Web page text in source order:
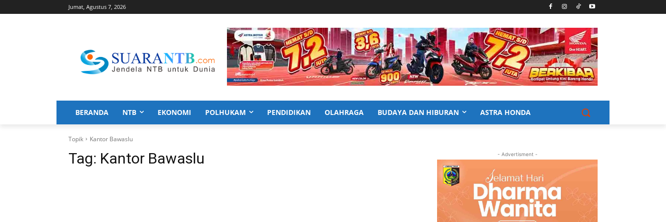
Jumat, Agustus 7, 2026
BERANDA NTB EKONOMI POLHUKAM PENDIDIKAN OLAHRAGA BUDAYA DAN HIBURAN ASTRA HONDA
Topik Kantor Bawaslu
Tag: Kantor Bawaslu - Advertisment -